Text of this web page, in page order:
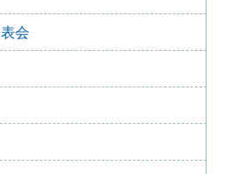
の地域形成―水と地形が織りな
〞の礎―加賀・能登・金沢の地
会